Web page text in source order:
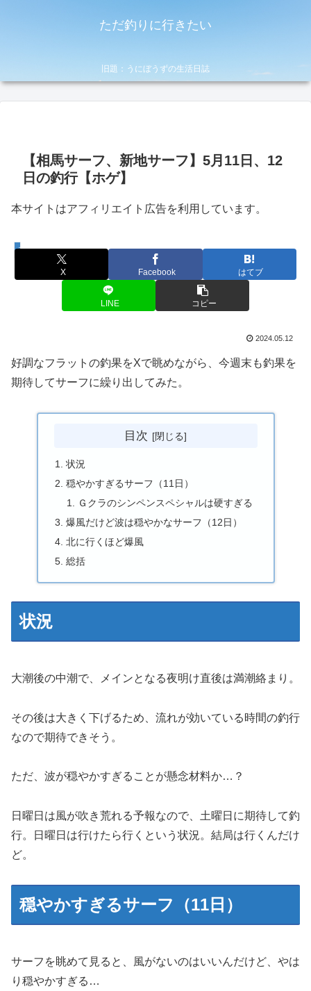
ただ釣りに行きたい
旧題：うにぼうずの生活日誌
【相馬サーフ、新地サーフ】5月11日、12
日の釣行【ホゲ】
本サイトはアフィリエイト広告を利用しています。
考察・やり方
X Facebook はてブ
LINE コピー
2024.05.12
好調なフラットの釣果をXで眺めながら、今週末も釣果を
期待してサーフに繰り出してみた。
目次
状況
穏やかすぎるサーフ（11日）
Ｇクラのシンペンスペシャルは硬すぎる
爆風だけど波は穏やかなサーフ（12日）
北に行くほど爆風
総括
状況
大潮後の中潮で、メインとなる夜明け直後は満潮絡まり。
その後は大きく下げるため、流れが効いている時間の釣行
なので期待できそう。
ただ、波が穏やかすぎることが懸念材料か…？
日曜日は風が吹き荒れる予報なので、土曜日に期待して釣
行。日曜日は行けたら行くという状況。結局は行くんだけ
ど。
穏やかすぎるサーフ（11日）
サーフを眺めて見ると、風がないのはいいんだけど、やは
り穏やかすぎる…